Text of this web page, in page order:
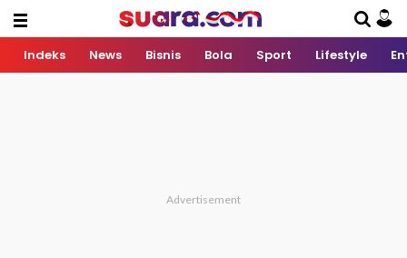
Indeks News Bisnis Bola Sport Lifestyle